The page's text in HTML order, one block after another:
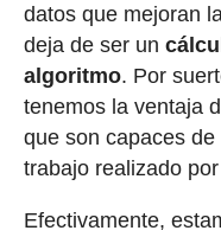
datos que mejoran
deja de ser un
algoritmo. Por
tenemos la ventaja
que son capaces
trabajo realizado
Efectivamente,